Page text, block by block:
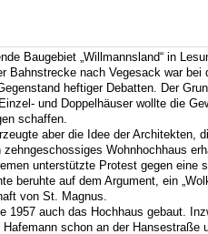
Baugebiet „Willmannsland“ in
Bahnstrecke nach Vegesack war bei
heftiger Debatten. Der
und Doppelhäuser wollte die
schaffen.
aber die Idee der Architekten,
Wohnhochhaus
unterstützte Protest gegen eine
beruhte auf dem Argument, ein
von St. Magnus.
1957 auch das Hochhaus gebaut.
schon an der Hansestraße